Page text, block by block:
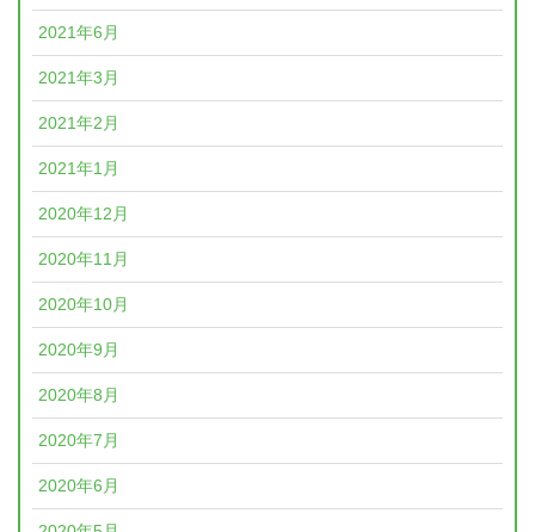
2021年6月
2021年3月
2021年2月
2021年1月
2020年12月
2020年11月
2020年10月
2020年9月
2020年8月
2020年7月
2020年6月